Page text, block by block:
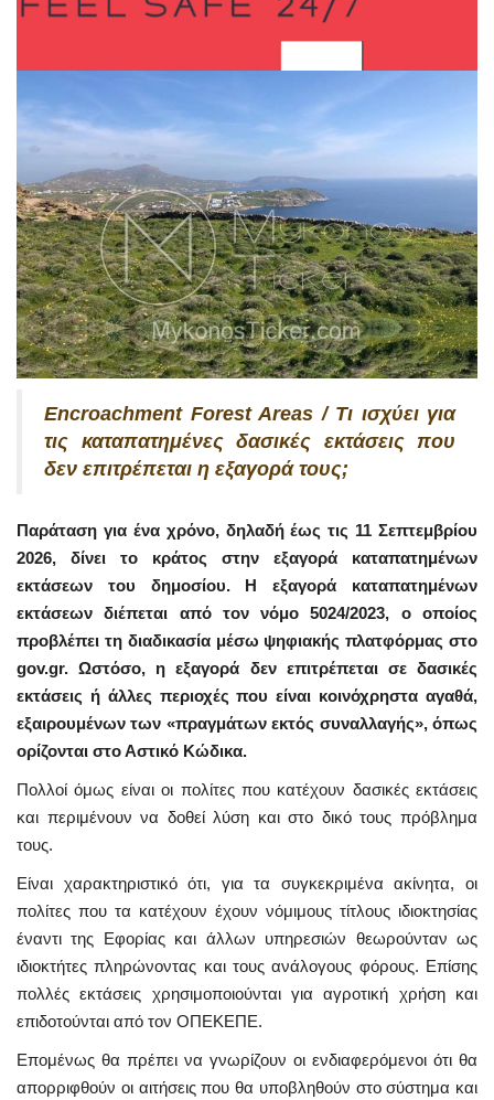
Encroachment Forest Areas / Τι ισχύει για
τις καταπατημένες δασικές εκτάσεις που
δεν επιτρέπεται η εξαγορά τους;
Παράταση για ένα χρόνο, δηλαδή έως τις 11 Σεπτεμβρίου
2026, δίνει το κράτος στην εξαγορά καταπατημένων
εκτάσεων του δημοσίου. Η εξαγορά καταπατημένων
εκτάσεων διέπεται από τον νόμο 5024/2023, ο οποίος
προβλέπει τη διαδικασία μέσω ψηφιακής πλατφόρμας στο
gov.gr. Ωστόσο, η εξαγορά δεν επιτρέπεται σε δασικές
εκτάσεις ή άλλες περιοχές που είναι κοινόχρηστα αγαθά,
εξαιρουμένων των «πραγμάτων εκτός συναλλαγής», όπως
ορίζονται στο Αστικό Κώδικα.
Πολλοί όμως είναι οι πολίτες που κατέχουν δασικές εκτάσεις
και περιμένουν να δοθεί λύση και στο δικό τους πρόβλημα
τους.
Είναι χαρακτηριστικό ότι, για τα συγκεκριμένα ακίνητα, οι
πολίτες που τα κατέχουν έχουν νόμιμους τίτλους ιδιοκτησίας
έναντι της Εφορίας και άλλων υπηρεσιών θεωρούνταν ως
ιδιοκτήτες πληρώνοντας και τους ανάλογους φόρους. Επίσης
πολλές εκτάσεις χρησιμοποιούνται για αγροτική χρήση και
επιδοτούνται από τον ΟΠΕΚΕΠΕ.
Επομένως θα πρέπει να γνωρίζουν οι ενδιαφερόμενοι ότι θα
απορριφθούν οι αιτήσεις που θα υποβληθούν στο σύστημα και